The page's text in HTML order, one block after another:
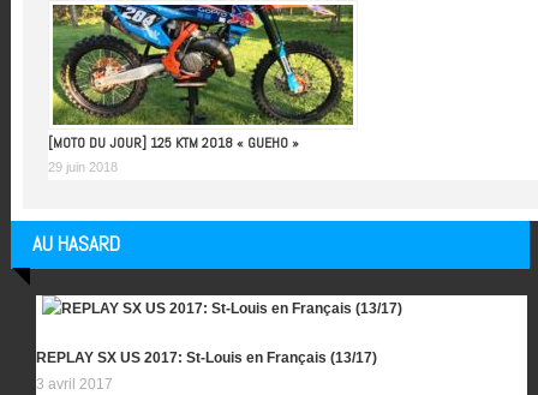
[MOTO DU JOUR] 125 KTM 2018 « GUEHO »
29 juin 2018
AU HASARD
Articles au hasard
REPLAY SX US 2017: St-Louis en Français (13/17)
3 avril 2017